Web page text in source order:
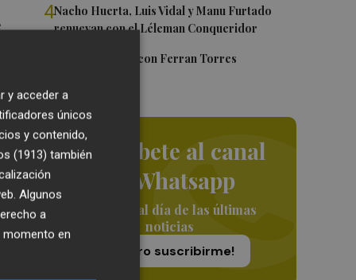
4Nacho Huerta, Luis Vidal y Manu Furtado
renuevan con el Léleman Conqueridor
Foios se vuelca con Ferran Torres
Suscríbete al canal
de Whatsapp
Siempre al día de las últimas
noticias
¡Quiero suscribirme!
y acceder a
únicos
y contenido,
(1913) también
Algunos
a
momento en